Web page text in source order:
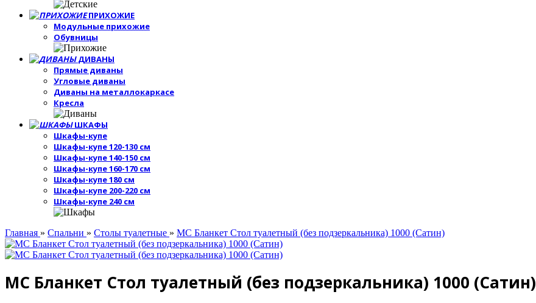
ПРИХОЖИЕ
Модульные прихожие
Обувницы
ДИВАНЫ
Прямые диваны
Угловые диваны
Диваны на металлокаркасе
Кресла
ШКАФЫ
Шкафы-купе
Шкафы-купе 120-130 см
Шкафы-купе 140-150 см
Шкафы-купе 160-170 см
Шкафы-купе 180 см
Шкафы-купе 200-220 см
Шкафы-купе 240 см
Главная » Спальни » Столы туалетные » МС Бланкет Стол туалетный (без подзеркальника) 1000 (Сатин)
МС Бланкет Стол туалетный (без подзеркальника) 1000 (Сатин)